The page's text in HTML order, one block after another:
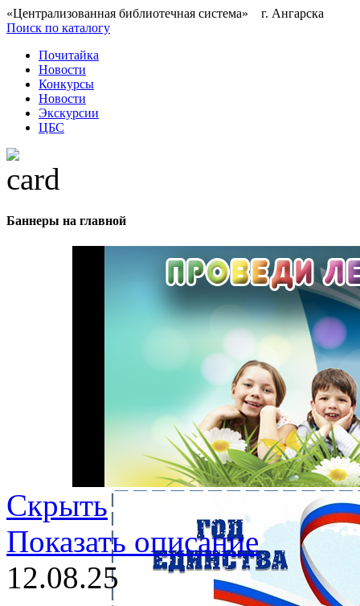
«Централизованная библиотечная система» г. Ангарска
Поиск по каталогу
Почитайка
Новости
Конкурсы
Новости
Экскурсии
ЦБС
Баннеры на главной
Скрыть
Показать описание
12.08.25